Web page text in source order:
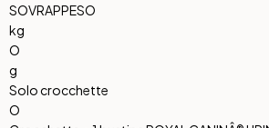
SOVRAPPESO
kg
O
g
Solo crocchette
O